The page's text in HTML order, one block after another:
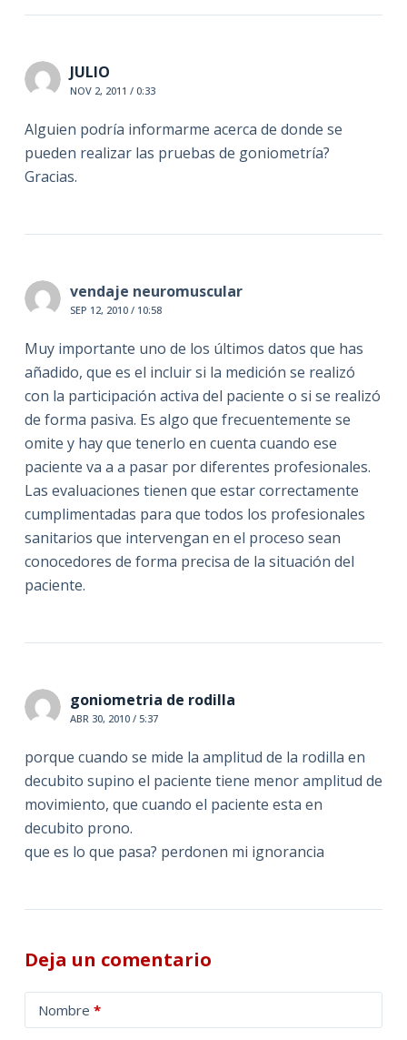
JULIO
NOV 2, 2011 / 0:33
Alguien podría informarme acerca de donde se
pueden realizar las pruebas de goniometría?
Gracias.
vendaje neuromuscular
SEP 12, 2010 / 10:58
Muy importante uno de los últimos datos que has
añadido, que es el incluir si la medición se realizó
con la participación activa del paciente o si se realizó
de forma pasiva. Es algo que frecuentemente se
omite y hay que tenerlo en cuenta cuando ese
paciente va a a pasar por diferentes profesionales.
Las evaluaciones tienen que estar correctamente
cumplimentadas para que todos los profesionales
sanitarios que intervengan en el proceso sean
conocedores de forma precisa de la situación del
paciente.
goniometria de rodilla
ABR 30, 2010 / 5:37
porque cuando se mide la amplitud de la rodilla en
decubito supino el paciente tiene menor amplitud de
movimiento, que cuando el paciente esta en
decubito prono.
que es lo que pasa? perdonen mi ignorancia
Deja un comentario
Nombre *
l